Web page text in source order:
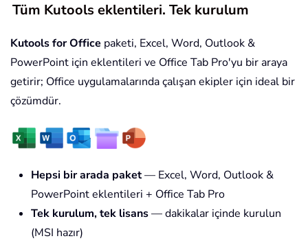
Tüm Kutools eklentileri. Tek kurulum
Kutools for Office paketi, Excel, Word, Outlook &
PowerPoint için eklentileri ve Office Tab Pro'yu bir araya
getirir; Office uygulamalarında çalışan ekipler için ideal bir
çözümdür.
Hepsi bir arada paket— Excel, Word, Outlook &
PowerPoint eklentileri + Office Tab Pro
Tek kurulum, tek lisans— dakikalar içinde kurulun
(MSI hazır)